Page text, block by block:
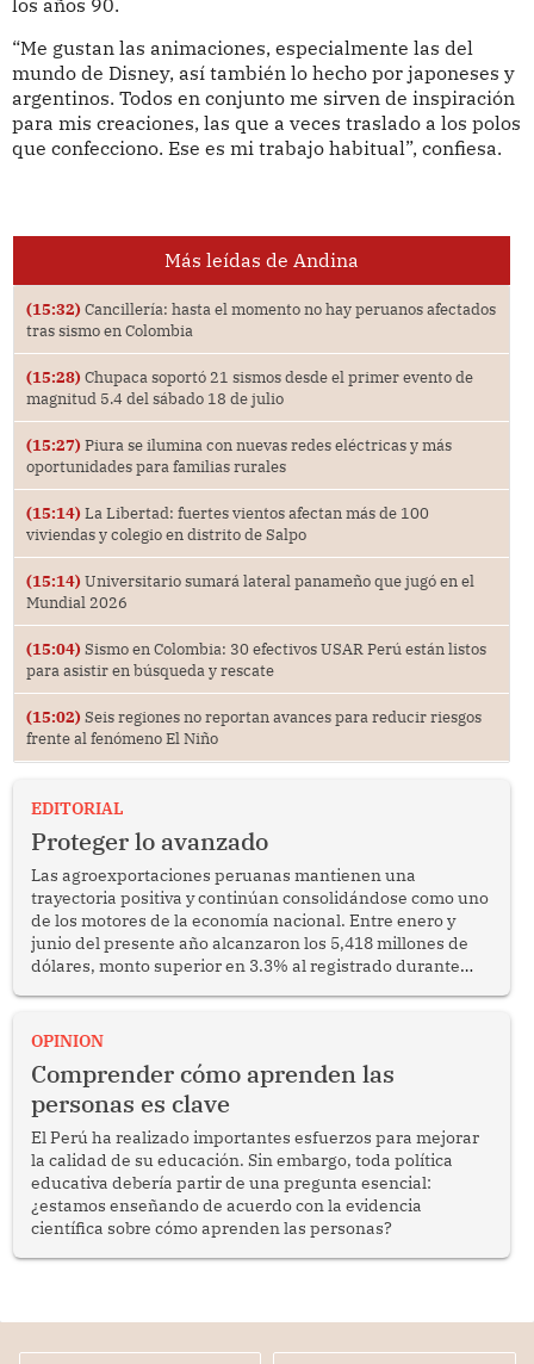
“Me gustan las animaciones, especialmente las del
mundo de Disney, así también lo hecho por japoneses y
argentinos. Todos en conjunto me sirven de inspiración
para mis creaciones, las que a veces traslado a los polos
que confecciono. Ese es mi trabajo habitual”, confiesa.
Más leídas de Andina
(15:32) Cancillería: hasta el momento no hay peruanos afectados
tras sismo en Colombia
(15:28) Chupaca soportó 21 sismos desde el primer evento de
magnitud 5.4 del sábado 18 de julio
(15:27) Piura se ilumina con nuevas redes eléctricas y más
oportunidades para familias rurales
(15:14) La Libertad: fuertes vientos afectan más de 100
viviendas y colegio en distrito de Salpo
(15:14) Universitario sumará lateral panameño que jugó en el
Mundial 2026
(15:04) Sismo en Colombia: 30 efectivos USAR Perú están listos
para asistir en búsqueda y rescate
(15:02) Seis regiones no reportan avances para reducir riesgos
frente al fenómeno El Niño
EDITORIAL
Proteger lo avanzado
Las agroexportaciones peruanas mantienen una
trayectoria positiva y continúan consolidándose como uno
de los motores de la economía nacional. Entre enero y
junio del presente año alcanzaron los 5,418 millones de
dólares, monto superior en 3.3% al registrado durante
competir en los mercados internacionales y generar
país.
OPINION
Comprender cómo aprenden las
personas es clave
El Perú ha realizado importantes esfuerzos para mejorar
la calidad de su educación. Sin embargo, toda política
educativa debería partir de una pregunta esencial:
¿estamos enseñando de acuerdo con la evidencia
científica sobre cómo aprenden las personas?